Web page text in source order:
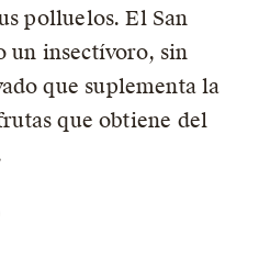
polluelos. El San
un insectívoro, sin
que suplementa la
que obtiene del